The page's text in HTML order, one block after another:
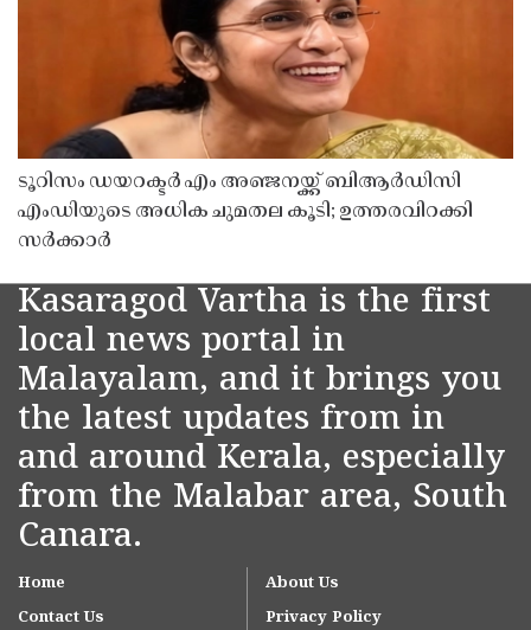
ടൂറിസം ഡയറക്ടർ എം അഞ്ജനയ്ക്ക് ബിആർഡിസി
എംഡിയുടെ അധിക ചുമതല കൂടി; ഉത്തരവിറക്കി
സർക്കാർ
Kasaragod Vartha is the first
local news portal in
Malayalam, and it brings you
the latest updates from in
and around Kerala, especially
from the Malabar area, South
Canara.
Home
About Us
Contact Us
Privacy Policy